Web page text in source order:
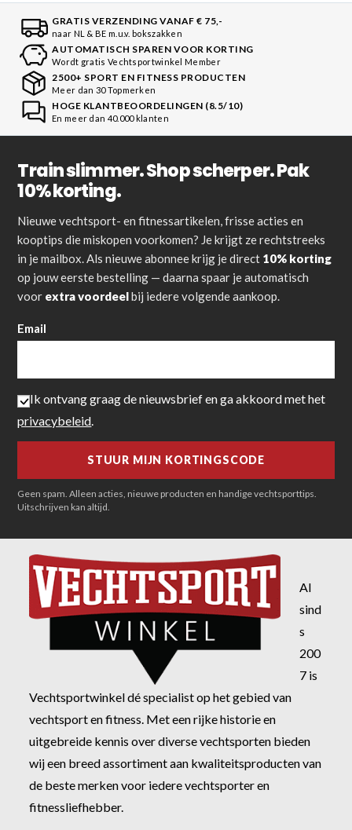
GRATIS VERZENDING VANAF € 75,-
naar NL & BE m.u.v. bokszakken
AUTOMATISCH SPAREN VOOR KORTING
Wordt gratis Vechtsportwinkel Member
2500+ SPORT EN FITNESS PRODUCTEN
Meer dan 30 Topmerken
HOGE KLANTBEOORDELINGEN (8.5/10)
En meer dan 40.000 klanten
Train slimmer. Shop scherper. Pak
10% korting.
Nieuwe vechtsport- en fitnessartikelen, frisse acties en
kooptips die miskopen voorkomen? Je krijgt ze rechtstreeks
in je mailbox. Als nieuwe abonnee krijg je direct 10% korting
op jouw eerste bestelling — daarna spaar je automatisch
voor extra voordeelbij iedere volgende aankoop.
Email
Ik ontvang graag de nieuwsbrief en ga akkoord met het
privacybeleid.
Geen spam. Alleen acties, nieuwe producten en handige vechtsporttips.
Uitschrijven kan altijd.
Al
sind
s
200
7 is
Vechtsportwinkel dé specialist op het gebied van
vechtsport en fitness. Met een rijke historie en
uitgebreide kennis over diverse vechtsporten bieden
wij een breed assortiment aan kwaliteitsproducten van
de beste merken voor iedere vechtsporter en
fitnessliefhebber.